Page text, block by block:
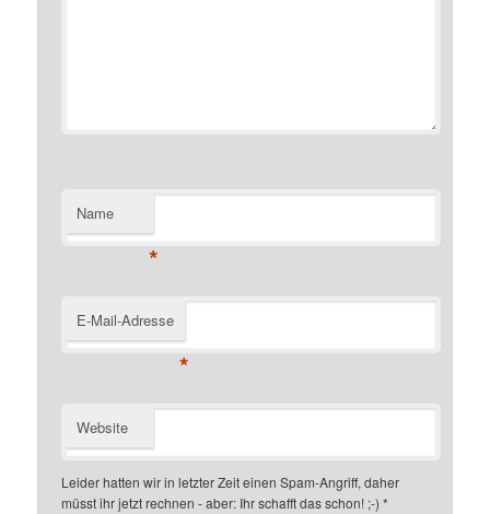
Name
*
E-Mail-Adresse
*
Website
Leider hatten wir in letzter Zeit einen Spam-Angriff, daher
müsst ihr jetzt rechnen - aber: Ihr schafft das schon! ;-) *